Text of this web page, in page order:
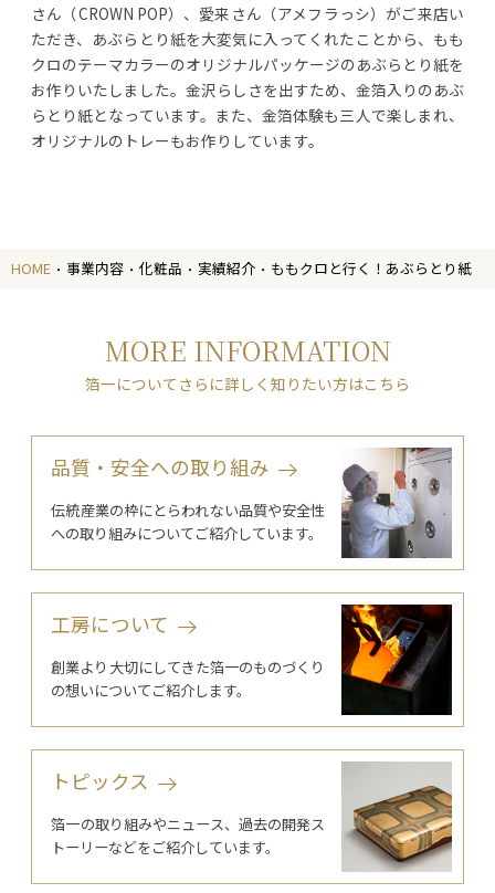
さん（CROWN POP）、愛来さん（アメフラっシ）がご来店い
ただき、あぶらとり紙を大変気に入ってくれたことから、もも
クロのテーマカラーのオリジナルパッケージのあぶらとり紙を
お作りいたしました。金沢らしさを出すため、金箔入りのあぶ
らとり紙となっています。また、金箔体験も三人で楽しまれ、
オリジナルのトレーもお作りしています。
HOME 事業内容 化粧品 実績紹介 ももクロと行く！あぶらとり紙
MORE INFORMATION
箔一についてさらに詳しく知りたい方はこちら
品質・安全への取り組み
伝統産業の枠にとらわれない品質や安全性
への取り組みについてご紹介しています。
工房について
創業より大切にしてきた箔一のものづくり
の想いについてご紹介します。
トピックス
箔一の取り組みやニュース、過去の開発ス
トーリーなどをご紹介しています。